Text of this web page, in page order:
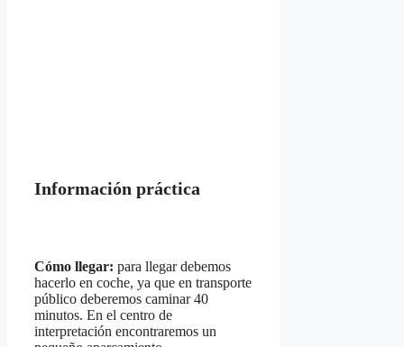
Información práctica
Cómo llegar: para llegar debemos
hacerlo en coche, ya que en transporte
público deberemos caminar 40
minutos. En el centro de
interpretación encontraremos un